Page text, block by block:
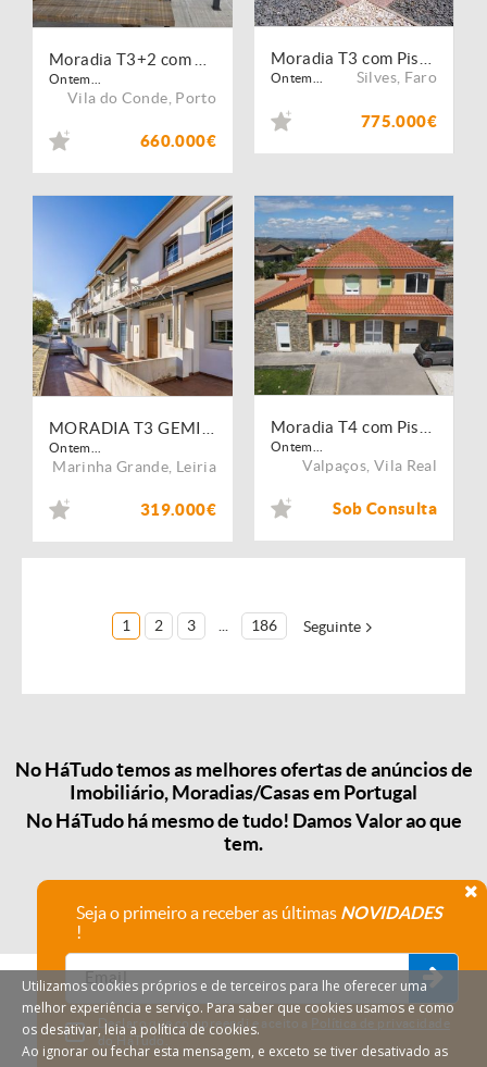
Ontem...
Vila do Conde Porto
660.000€
Ontem... Silves, Faro
775.000€
Ontem...
Marinha Grande Leiria
319.000€
Ontem...
Valpaços Vila Real
Sob Consulta
1 2 3 186 Seguinte
No HáTudo temos as melhores ofertas de anúncios de
Imobiliário, Moradias/Casas em Portugal
No HáTudo há mesmo de tudo! Damos Valor ao que
tem.
Seja o primeiro a receber as últimas NOVIDADES
!
Declaro que compreendi e aceito a Política de privacidade
do HáTudo.
Utilizamos cookies próprios e de terceiros para lhe oferecer uma
melhor experiência e serviço. Para saber que cookies usamos e como
os desativar, leia a política de cookies.
Ao ignorar ou fechar esta mensagem, e exceto se tiver desativado as